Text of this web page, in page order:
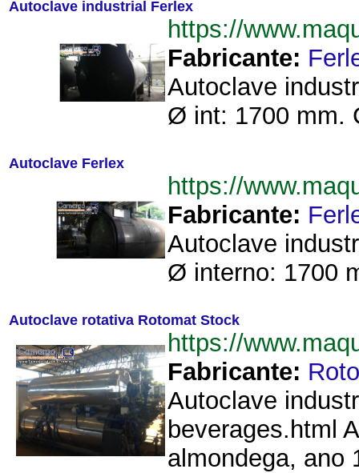
Autoclave industrial Ferlex
https://
Fabricante:
Autoclave
Ø int: 1700 mm.
Autoclave Ferlex
https://
Fabricante:
Autoclave
Ø interno: 1700
Autoclave rotativa Rotomat Stock
https://
Fabricante:
Autoclave
beverages.html
almondega, ano